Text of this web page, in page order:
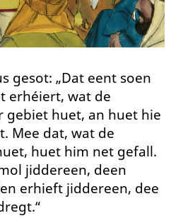
gesot: „Dat eent soen
erhéiert, wat de
gebiet huet, an huet hie
Mee dat, wat de
huet him net gefall.
jiddereen, deen
erhieft jiddereen, dee